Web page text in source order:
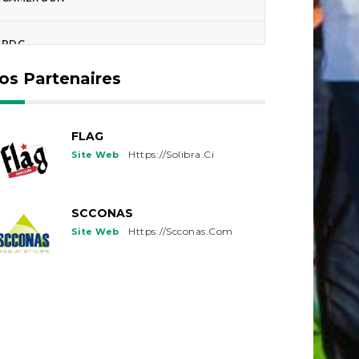
RDC
GUINEE-BISSAU
FRANCE
USA
Partenaires
FLAG
Site Web Https://solibra.ci
SCCONAS
Site Web Https://scconas.com